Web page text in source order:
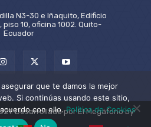
N3-30 e Iñaquito, Edificio
10, oficina 1002. Quito-
Ecuador
Desarrollado por El Megáfono by
que te damos la mejor
Si continúas usando este sitio,
con ello.Política de Cookies